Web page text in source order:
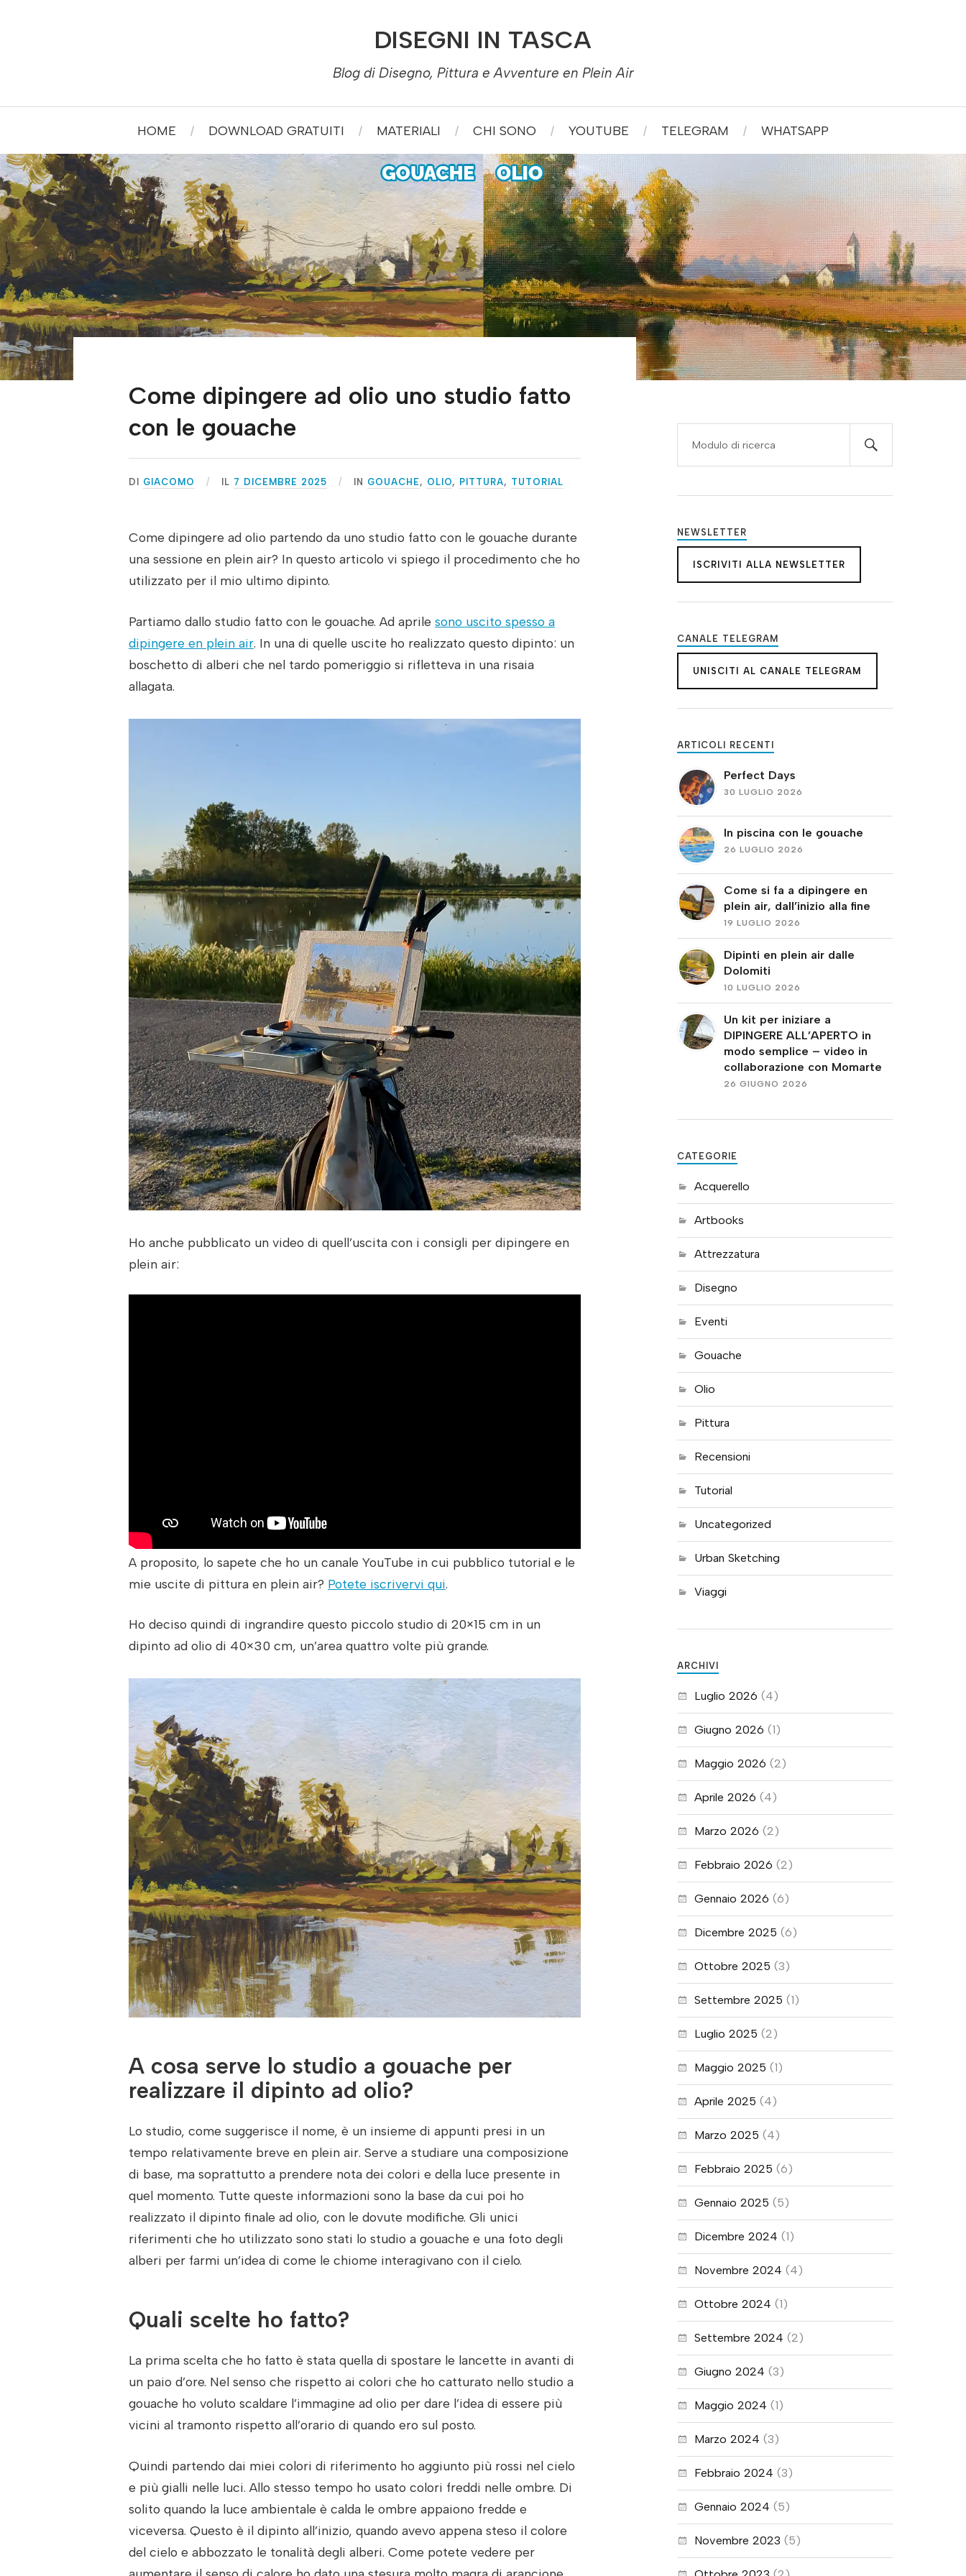
DISEGNI IN TASCA
Blog di Disegno, Pittura e Avventure en Plein Air
HOME DOWNLOAD GRATUITI MATERIALI CHI SONO YOUTUBE TELEGRAM WHATSAPP
Come dipingere ad olio uno studio fatto
con le gouache
DI GIACOMO IL 7 DICEMBRE 2025 IN GOUACHE, OLIO, PITTURA, TUTORIAL
Come dipingere ad olio partendo da uno studio fatto con le gouache durante
una sessione en plein air? In questo articolo vi spiego il procedimento che ho
utilizzato per il mio ultimo dipinto.
Partiamo dallo studio fatto con le gouache. Ad aprilesono uscito spesso a
dipingere en plein air. In una di quelle uscite ho realizzato questo dipinto: un
boschetto di alberi che nel tardo pomeriggio si rifletteva in una risaia
allagata.
Ho anche pubblicato un video di quell’uscita con i consigli per dipingere en
plein air:
A proposito, lo sapete che ho un canale YouTube in cui pubblico tutorial e le
mie uscite di pittura en plein air? Potete iscrivervi qui.
Ho deciso quindi di ingrandire questo piccolo studio di 20×15 cm in un
dipinto ad olio di 40×30 cm, un’area quattro volte più grande.
A cosa serve lo studio a gouache per
realizzare il dipinto ad olio?
Lo studio, come suggerisce il nome, è un insieme di appunti presi in un
tempo relativamente breve en plein air. Serve a studiare una composizione
di base, ma soprattutto a prendere nota dei colori e della luce presente in
quel momento. Tutte queste informazioni sono la base da cui poi ho
realizzato il dipinto finale ad olio, con le dovute modifiche. Gli unici
riferimenti che ho utilizzato sono stati lo studio a gouache e una foto degli
alberi per farmi un’idea di come le chiome interagivano con il cielo.
Quali scelte ho fatto?
La prima scelta che ho fatto è stata quella di spostare le lancette in avanti di
un paio d’ore. Nel senso che rispetto ai colori che ho catturato nello studio a
gouache ho voluto scaldare l’immagine ad olio per dare l’idea di essere più
vicini al tramonto rispetto all’orario di quando ero sul posto.
Quindi partendo dai miei colori di riferimento ho aggiunto più rossi nel cielo
e più gialli nelle luci. Allo stesso tempo ho usato colori freddi nelle ombre. Di
solito quando la luce ambientale è calda le ombre appaiono fredde e
viceversa. Questo è il dipinto all’inizio, quando avevo appena steso il colore
del cielo e abbozzato le tonalità degli alberi. Come potete vedere per
NEWSLETTER
ISCRIVITI ALLA NEWSLETTER
CANALE TELEGRAM
UNISCITI AL CANALE TELEGRAM
ARTICOLI RECENTI
Perfect Days
30 LUGLIO 2026
In piscina con le gouache
26 LUGLIO 2026
Come si fa a dipingere en
plein air, dall’inizio alla fine
19 LUGLIO 2026
Dipinti en plein air dalle
Dolomiti
10 LUGLIO 2026
Un kit per iniziare a
DIPINGERE ALL’APERTO in
modo semplice – video in
collaborazione con Momarte
26 GIUGNO 2026
CATEGORIE
Acquerello
Artbooks
Attrezzatura
Disegno
Eventi
Gouache
Olio
Pittura
Recensioni
Tutorial
Uncategorized
Urban Sketching
Viaggi
ARCHIVI
Luglio 2026 (4)
Giugno 2026 (1)
Maggio 2026 (2)
Aprile 2026 (4)
Marzo 2026 (2)
Febbraio 2026 (2)
Gennaio 2026 (6)
Dicembre 2025 (6)
Ottobre 2025 (3)
Settembre 2025 (1)
Luglio 2025 (2)
Maggio 2025 (1)
Aprile 2025 (4)
Marzo 2025 (4)
Febbraio 2025 (6)
Gennaio 2025 (5)
Dicembre 2024 (1)
Novembre 2024 (4)
Ottobre 2024 (1)
Settembre 2024 (2)
Giugno 2024 (3)
Maggio 2024 (1)
Marzo 2024 (3)
Febbraio 2024 (3)
Gennaio 2024 (5)
Novembre 2023 (5)